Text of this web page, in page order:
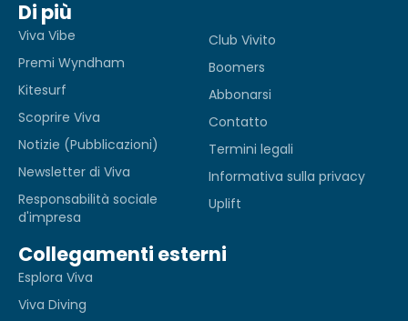
Di più
Viva Vibe
Premi Wyndham
Kitesurf
Scoprire Viva
Notizie (Pubblicazioni)
Newsletter di Viva
Responsabilità sociale
d'impresa
Club Vivito
Boomers
Abbonarsi
Contatto
Termini legali
Informativa sulla privacy
Uplift
Collegamenti esterni
Esplora Viva
Viva Diving